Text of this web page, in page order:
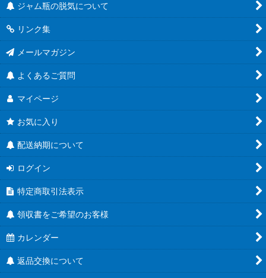
ジャム瓶の脱気について
リンク集
メールマガジン
よくあるご質問
マイページ
お気に入り
配送納期について
ログイン
特定商取引法表示
領収書をご希望のお客様
カレンダー
返品交換について